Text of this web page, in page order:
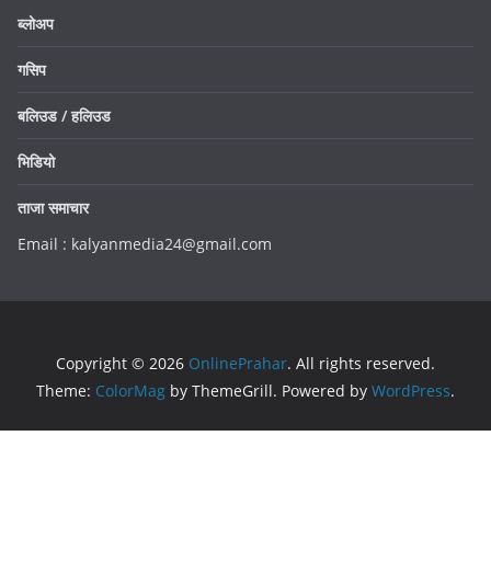
ब्लोअप
गसिप
बलिउड / हलिउड
भिडियो
ताजा समाचार
Email : kalyanmedia24@gmail.com
Copyright © 2026 OnlinePrahar. All rights reserved.
Theme: ColorMag by ThemeGrill. Powered by WordPress.